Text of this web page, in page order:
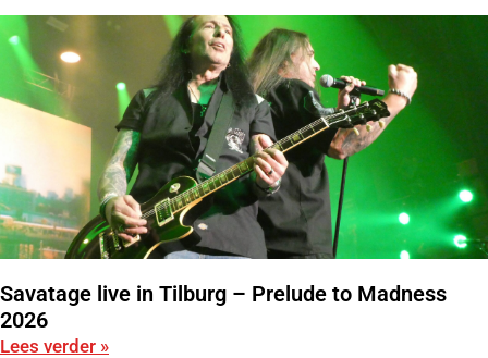
Savatage live in Tilburg – Prelude to Madness
2026
Lees verder »